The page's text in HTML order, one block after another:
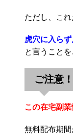
ただし、これ
虎穴に入ら
と言うこと
ご注意！
この在宅副
無料配布期